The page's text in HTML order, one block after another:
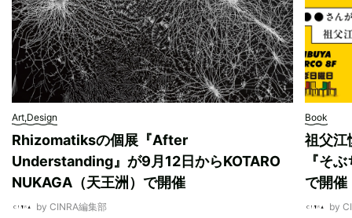
Art,Design
Rhizomatiksの個展『After
Understanding』が9月12日からKOTARO
NUKAGA（天王洲）で開催
by CINRA編集部
Book
祖父江
『そ
で開催
by